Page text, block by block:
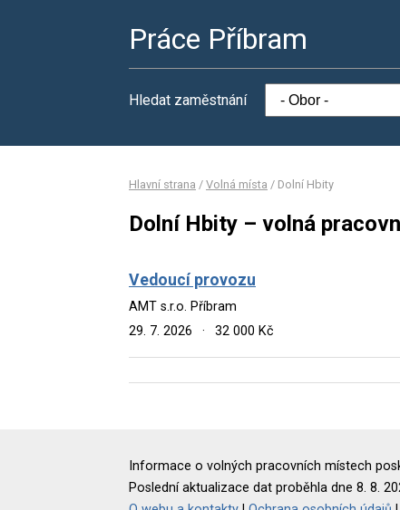
Práce Příbram
Hledat zaměstnání
Hlavní strana / Volná místa / Dolní Hbity
Dolní Hbity – volná
Vedoucí provozu
AMT s.r.o. Příbram
29. 7. 2026
· 32 000 Kč
Informace o volných pracovních místech
Poslední aktualizace dat proběhla dne 8. 8.